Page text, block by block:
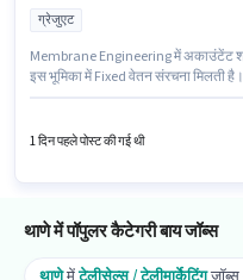
ग्रेजुएट
Membrane Engineering में अकाउंटेंट
इस भूमिका में Fixed वेतन संरचना मिलती
PF, मेडिकल बेनिफिट्स पद और कंपनी की
1 दिन पहले पोस्ट की गई थी
थाणे में पॉपुलर कैटेगरी बाय जॉब्स